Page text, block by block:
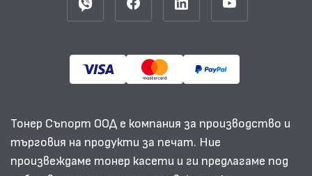
Тонер Съпорт ООД е компания за производство и
търговия на продукти за печат. Ние
произвеждаме тонер касети и ги предлагаме под